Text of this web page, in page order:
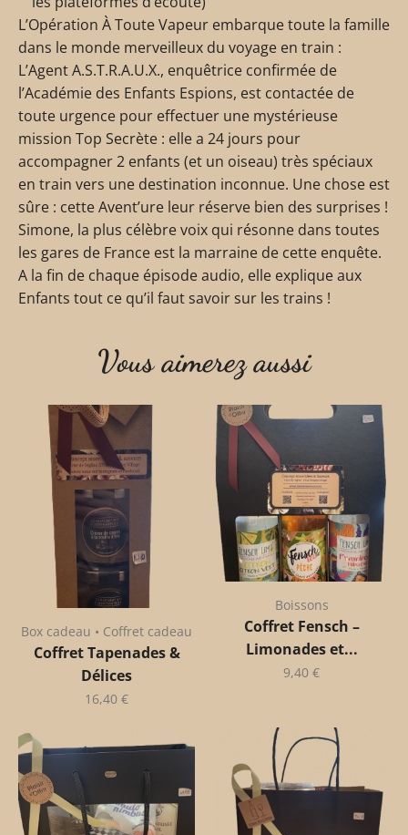
L’Opération À Toute Vapeur embarque toute la famille
dans le monde merveilleux du voyage en train :
L’Agent A.S.T.R.A.U.X., enquêtrice confirmée de
l’Académie des Enfants Espions, est contactée de
toute urgence pour effectuer une mystérieuse
mission Top Secrète : elle a 24 jours pour
accompagner 2 enfants (et un oiseau) très spéciaux
en train vers une destination inconnue. Une chose est
sûre : cette Avent’ure leur réserve bien des surprises !
Simone, la plus célèbre voix qui résonne dans toutes
les gares de France est la marraine de cette enquête.
A la fin de chaque épisode audio, elle explique aux
Enfants tout ce qu’il faut savoir sur les trains !
Vous aimerez aussi
Box cadeau • Coffret cadeau
Coffret Tapenades &
Délices
16,40 €
Boissons
Coffret Fensch –
Limonades et...
9,40 €